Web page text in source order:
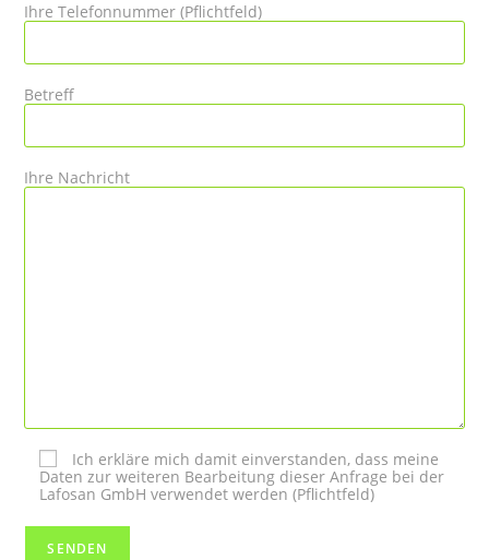
Ihre Telefonnummer (Pflichtfeld)
Betreff
Ihre Nachricht
Ich erkläre mich damit einverstanden, dass meine
Daten zur weiteren Bearbeitung dieser Anfrage bei der
Lafosan GmbH verwendet werden (Pflichtfeld)